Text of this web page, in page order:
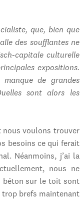
que, bien que
des soufflantes ne
capitale culturelle
expositions.
de grandes
sont alors les
nous voulons trouver
besoins ce qui ferait
Néanmoins, j’ai la
nous ne
béton sur le toit sont
trop brefs maintenant